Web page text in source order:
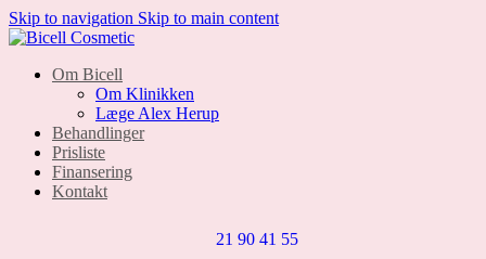
Skip to navigation Skip to main content
Om Bicell
Om Klinikken
Læge Alex Herup
Behandlinger
Prisliste
Finansering
Kontakt
21 90 41 55